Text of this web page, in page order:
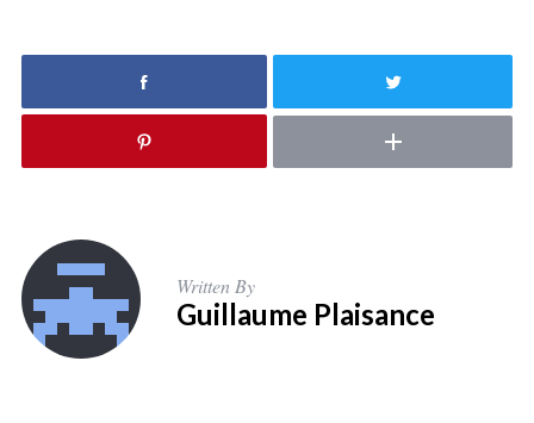
Written By
Guillaume Plaisance